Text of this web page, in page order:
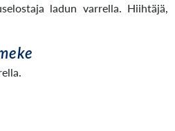
ladun varrella. Hiihtäjä,